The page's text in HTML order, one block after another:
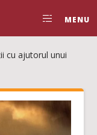
MENU
cu ajutorul unui